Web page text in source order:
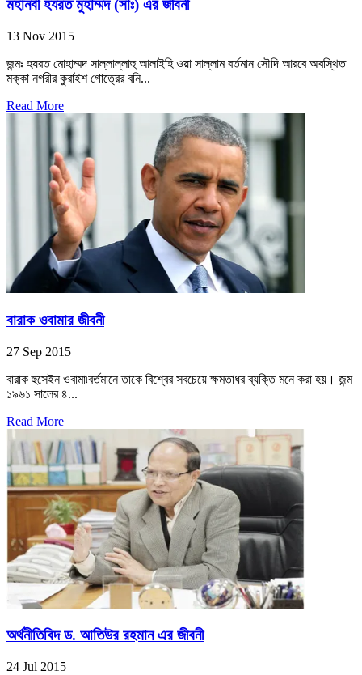
মহানবী হযরত মুহাম্মদ (সাঃ) এর জীবনী
13 Nov 2015
জন্মঃ হযরত মোহাম্মদ সাল্লাল্লাহু আলাইহি ওয়া সাল্লাম বর্তমান সৌদি আরবে অবস্থিত
মক্কা নগরীর কুরাইশ গোত্রের বনি...
Read More
বারাক ওবামার জীবনী
27 Sep 2015
বারাক হুসেইন ওবামা৷বর্তমানে তাকে বিশ্বের সবচেয়ে ক্ষমতাধর ব্যক্তি মনে করা হয়। জন্ম
১৯৬১ সালের ৪...
Read More
অর্থনীতিবিদ ড. আতিউর রহমান এর জীবনী
24 Jul 2015